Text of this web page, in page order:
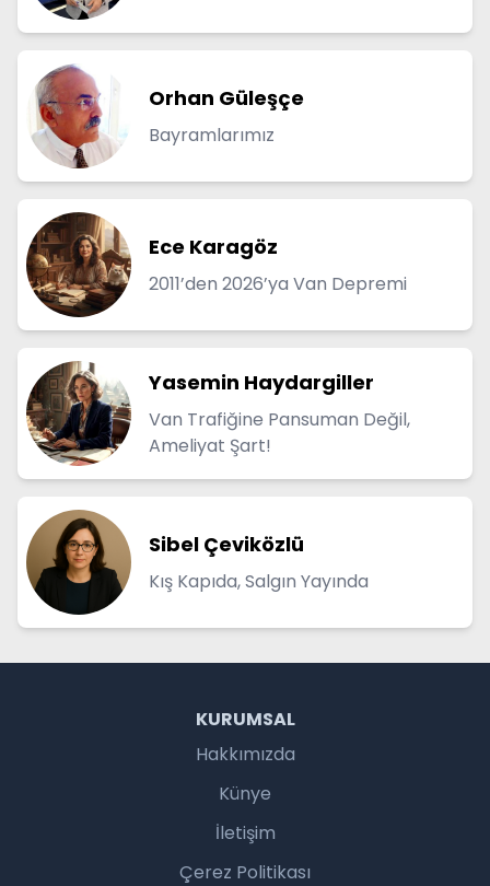
Orhan Güleşçe
Bayramlarımız
Ece Karagöz
2011’den 2026’ya Van Depremi
Yasemin Haydargiller
Van Trafiğine Pansuman Değil,
Ameliyat Şart!
Sibel Çeviközlü
Kış Kapıda, Salgın Yayında
KURUMSAL
Hakkımızda
Künye
İletişim
Çerez Politikası